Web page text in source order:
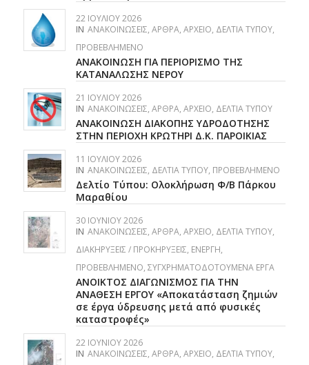
22 ΙΟΥΛΊΟΥ 2026
IN ΑΝΑΚΟΙΝΏΣΕΙΣ, ΆΡΘΡΑ, ΑΡΧΕΊΟ, ΔΕΛΤΊΑ ΤΎΠΟΥ,
ΠΡΟΒΕΒΛΗΜΈΝΟ
ΑΝΑΚΟΙΝΩΣΗ ΓΙΑ ΠΕΡΙΟΡΙΣΜΟ ΤΗΣ
ΚΑΤΑΝΑΛΩΣΗΣ ΝΕΡΟΥ
21 ΙΟΥΛΊΟΥ 2026
IN ΑΝΑΚΟΙΝΏΣΕΙΣ, ΆΡΘΡΑ, ΑΡΧΕΊΟ, ΔΕΛΤΊΑ ΤΎΠΟΥ
AΝΑΚΟΙΝΩΣΗ ΔΙΑΚΟΠΗΣ ΥΔΡΟΔΟΤΗΣΗΣ
ΣΤΗΝ ΠΕΡΙΟΧΗ ΚΡΩΤΗΡΙ Δ.Κ. ΠΑΡΟΙΚΙΑΣ
11 ΙΟΥΛΊΟΥ 2026
IN ΑΝΑΚΟΙΝΏΣΕΙΣ, ΔΕΛΤΊΑ ΤΎΠΟΥ, ΠΡΟΒΕΒΛΗΜΈΝΟ
Δελτίο Τύπου: Ολοκλήρωση Φ/Β Πάρκου
Μαραθίου
30 ΙΟΥΝΊΟΥ 2026
IN ΑΝΑΚΟΙΝΏΣΕΙΣ, ΆΡΘΡΑ, ΑΡΧΕΊΟ, ΔΕΛΤΊΑ ΤΎΠΟΥ,
ΔΙΑΚΗΡΎΞΕΙΣ / ΠΡΟΚΗΡΎΞΕΙΣ, ΕΝΕΡΓΉ,
ΠΡΟΒΕΒΛΗΜΈΝΟ, ΣΥΓΧΡΗΜΑΤΟΔΟΤΟΎΜΕΝΑ ΈΡΓΑ
ΑΝΟΙΚΤΟΣ ΔΙΑΓΩΝΙΣΜΟΣ ΓΙΑ ΤΗΝ
ΑΝΑΘΕΣΗ ΕΡΓΟΥ «Αποκατάσταση ζημιών
σε έργα ύδρευσης μετά από φυσικές
καταστροφές»
22 ΙΟΥΝΊΟΥ 2026
IN ΑΝΑΚΟΙΝΏΣΕΙΣ, ΆΡΘΡΑ, ΑΡΧΕΊΟ, ΔΕΛΤΊΑ ΤΎΠΟΥ,